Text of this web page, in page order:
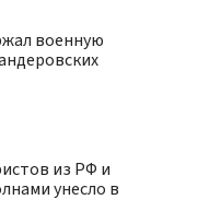
военную
из РФ и
унесло в